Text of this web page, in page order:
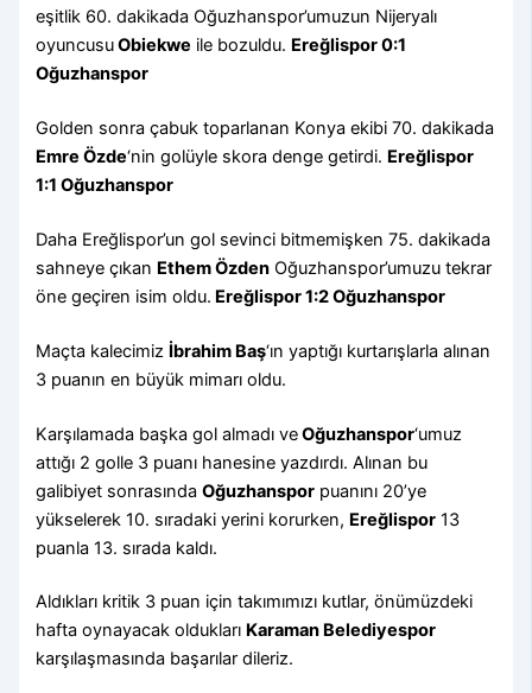
eşitlik 60. dakikada Oğuzhanspor’umuzun Nijeryalı
oyuncusuObiekwe ile bozuldu. Ereğlispor 0:1
Oğuzhanspor
Golden sonra çabuk toparlanan Konya ekibi 70. dakikada
Emre Özde‘nin golüyle skora denge getirdi. Ereğlispor
1:1 Oğuzhanspor
Daha Ereğlispor’un gol sevinci bitmemişken 75. dakikada
sahneye çıkan Ethem Özden Oğuzhanspor’umuzu tekrar
öne geçiren isim oldu. Ereğlispor 1:2 Oğuzhanspor
Maçta kalecimiz İbrahim Baş‘ın yaptığı kurtarışlarla alınan
3 puanın en büyük mimarı oldu.
Karşılamada başka gol almadı veOğuzhanspor‘umuz
attığı 2 golle 3 puanı hanesine yazdırdı. Alınan bu
galibiyet sonrasındaOğuzhanspor puanını 20’ye
yükselerek 10. sıradaki yerini korurken, Ereğlispor 13
puanla 13. sırada kaldı.
Aldıkları kritik 3 puan için takımımızı kutlar, önümüzdeki
hafta oynayacak oldukları Karaman Belediyespor
karşılaşmasında başarılar dileriz.